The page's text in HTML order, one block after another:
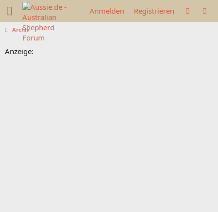
Anmelden Registrieren
Archiv
Anzeige: